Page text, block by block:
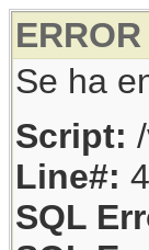
ERROR
Se ha
Script:
Line#:
SQL